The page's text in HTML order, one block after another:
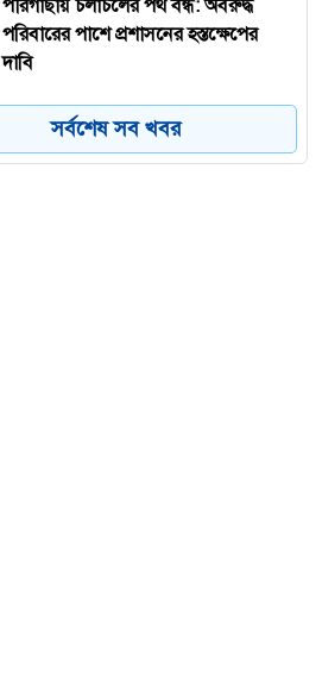
পীরগাছায় চলাচলের পথ বন্ধ: অবরুদ্ধ
পরিবারের পাশে প্রশাসনের হস্তক্ষেপের
দাবি
যশোরের কেশবপুরে যথাযোগ্য মর্যাদায়
সর্বশেষ সব খবর